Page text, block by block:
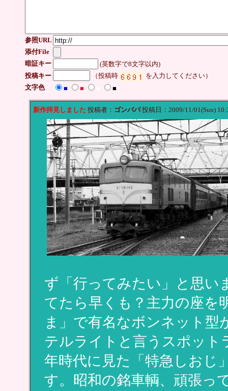
参照URL
添付File
暗証キー
(英数字で8文字以内)
投稿キー
（投稿時
を入力してください）
文字色
■ ■ ■
新作拝見しました 投稿者： ゴンパパ投稿日：2009/11/01(Sun)
ず「行ってみたい」と思い
てたら早くも？主力の座を
ま」で有名なボンネット型
テルライトと言うスポット
年時代に見た「特急しおじ
す。昭和の銘車輌、頑張っ